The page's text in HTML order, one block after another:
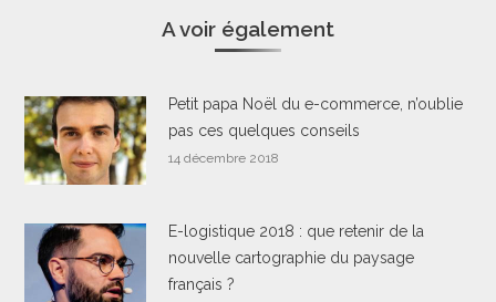
A voir également
Petit papa Noël du e-commerce, n’oublie
pas ces quelques conseils
14 décembre 2018
E-logistique 2018 : que retenir de la
nouvelle cartographie du paysage
français ?